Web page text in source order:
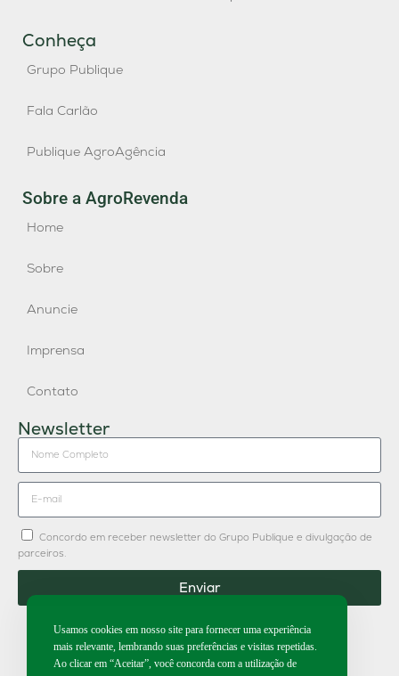
Conheça
Grupo Publique
Fala Carlão
Publique AgroAgência
Sobre a AgroRevenda
Home
Sobre
Anuncie
Imprensa
Contato
Newsletter
Concordo em receber newsletter do Grupo Publique e divulgação de
parceiros.
Enviar
Usamos cookies em nosso site para fornecer uma experiência
mais relevante, lembrando suas preferências e visitas repetidas.
Ao clicar em “Aceitar”, você concorda com a utilização de